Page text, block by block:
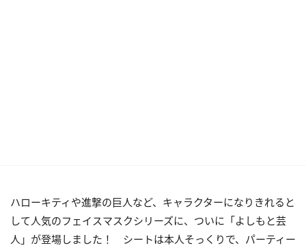
ハローキティや進撃の巨人など、キャラクターになりきれると
して人気のフェイスマスクシリーズに、ついに「よしもと芸
人」が登場しました！ シートは本人そっくりで、パーティー